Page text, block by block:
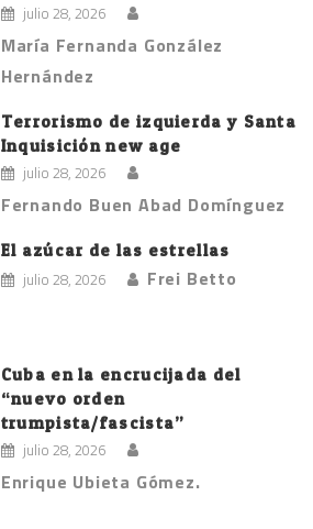
julio 28, 2026
María Fernanda González
Hernández
Terrorismo de izquierda y Santa
Inquisición new age
julio 28, 2026
Fernando Buen Abad Domínguez
El azúcar de las estrellas
julio 28, 2026 Frei Betto
Cuba en la encrucijada del
“nuevo orden
trumpista/fascista”
julio 28, 2026
Enrique Ubieta Gómez.